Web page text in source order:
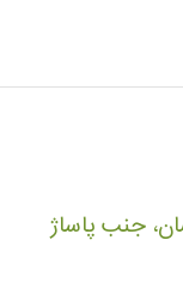
جنب پاساژ